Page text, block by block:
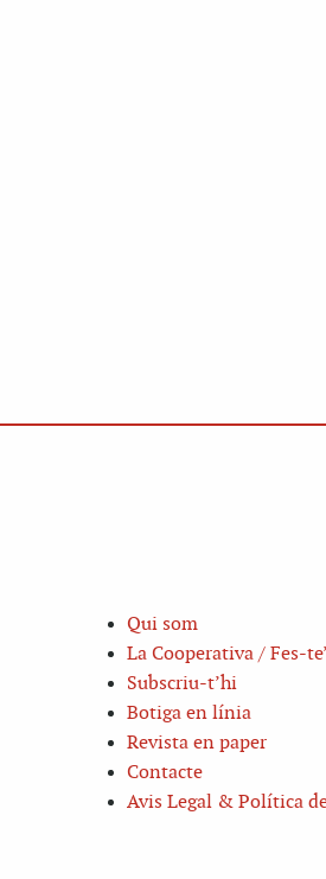
Qui som
La Cooperativa / Fes-
Subscriu-t’hi
Botiga en línia
Revista en paper
Contacte
Avis Legal & Política